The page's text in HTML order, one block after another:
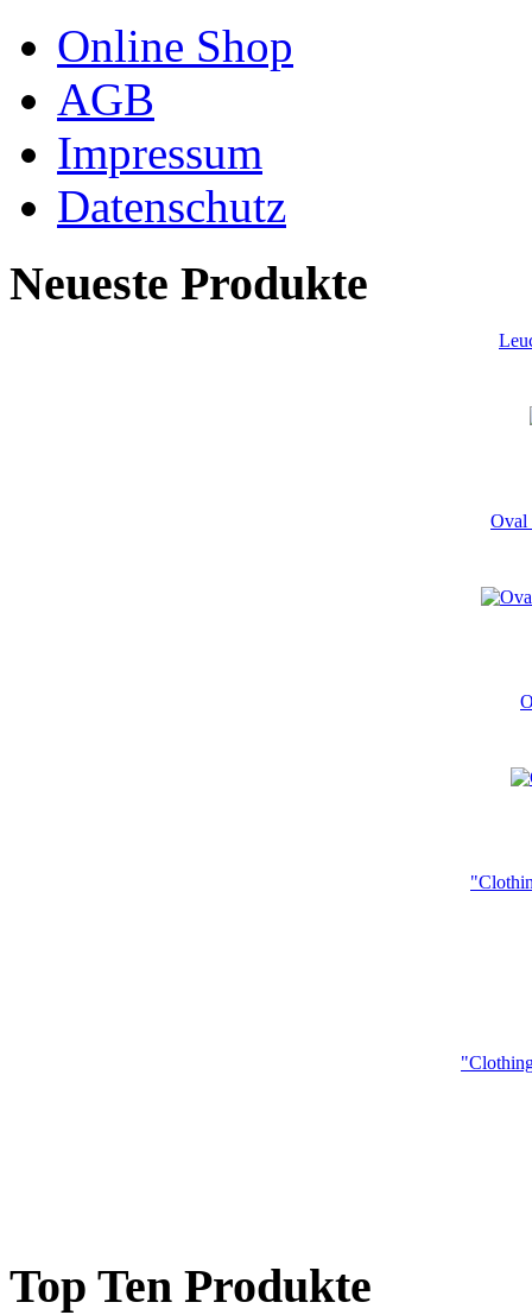
Online Shop
AGB
Impressum
Datenschutz
Neueste Produkte
Oval
Top Ten Produkte